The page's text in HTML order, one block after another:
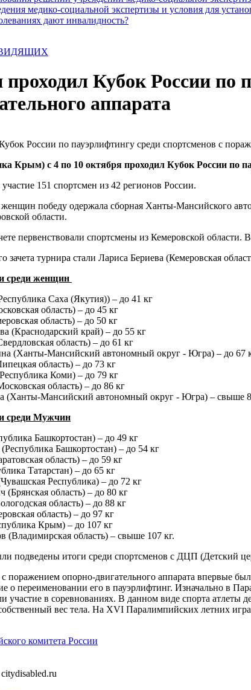
медико-социальной экспертизы и условия для
дают инвалидность?
Кубок России по
аппарата
Крым) с 4 по 10 октября проходил Кубок России по
151 спортсмен из 42 регионов России.
победу одержала сборная Ханты-Мансийского
области.
первенствовали спортсмены из Кемеровской области.
зачета турнира стали Лариса Бериева (Кемеровская
среди женщин
Саха (Якутия)) – до 41 кг
область) – до 45 кг
область) – до 50 кг
(Краснодарский край) – до 55 кг
область) – до 61 кг
(Ханты-Мансийский автономный округ - Югра) – до 67
область) – до 73 кг
Коми) – до 79 кг
область) – до 86 кг
(Ханты-Мансийский автономный округ - Югра) – свыше
среди Мужчин
Башкортостан) – до 49 кг
Башкортостан) – до 54 кг
область) – до 59 кг
Татарстан) – до 65 кг
Республика) – до 72 кг
область) – до 80 кг
область) – до 88 кг
область) – до 97 кг
Крым) – до 107 кг
(Владимирская область) – свыше 107 кг.
подведены итоги среди спортсменов с ДЦП (Детский
поражением опорно-двигательного аппарата впервые
о переименовании его в пауэрлифтинг. Изначально в
в соревнованиях. В данном виде спорта атлеты
вес тела. На XVI Паралимпийских летних
комитета России